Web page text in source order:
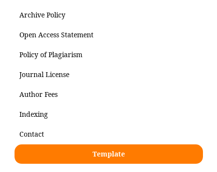
Archive Policy
Open Access Statement
Policy of Plagiarism
Journal License
Author Fees
Indexing
Contact
Template